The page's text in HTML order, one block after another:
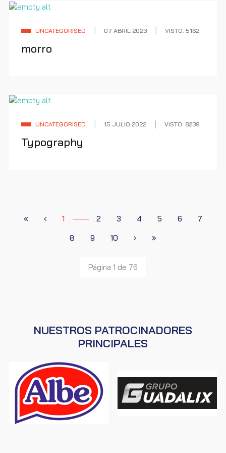
UNCATEGORISED 07 ABRIL 2023 VISTO: 5162
morro
UNCATEGORISED 15 JULIO 2022 VISTO: 8239
Typography
1 2 3 4 5 6
7
8
9 10
Página 1 de 76
NUESTROS PATROCINADORES
PRINCIPALES